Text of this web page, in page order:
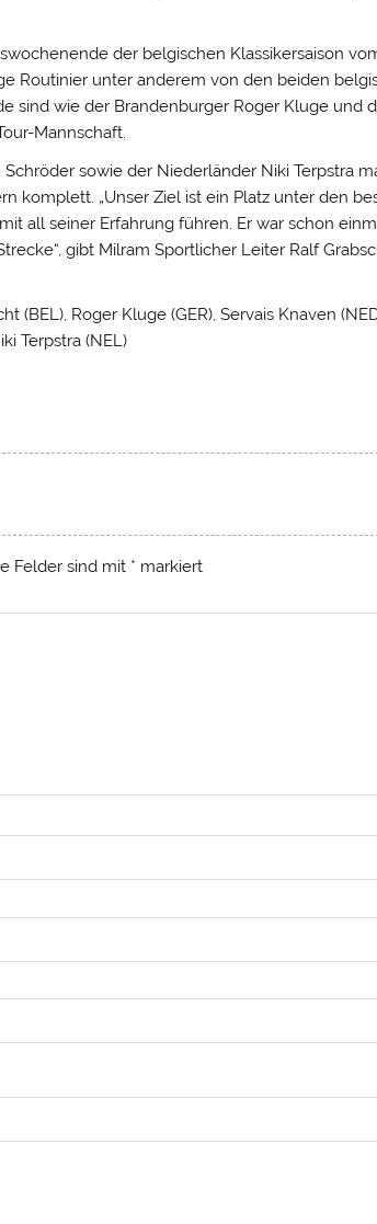
der belgischen Klassikersaison
Routinier unter anderem von den beiden
sind wie der Brandenburger Roger Kluge und
Mannschaft.
sowie der Niederländer Niki Terpstra
komplett. „Unser Ziel ist ein Platz unter den
all seiner Erfahrung führen. Er war schon
gibt Milram Sportlicher Leiter Ralf
(BEL), Roger Kluge (GER), Servais Knaven
Terpstra (NEL)
Felder sind mit * markiert